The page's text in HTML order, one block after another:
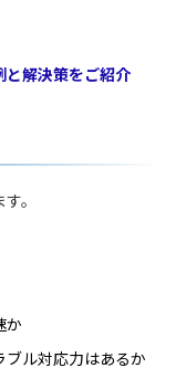
と解決策をご紹介
。
か
ブル対応力はあるか